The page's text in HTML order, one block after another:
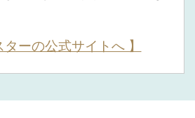
ターの公式サイトへ 】